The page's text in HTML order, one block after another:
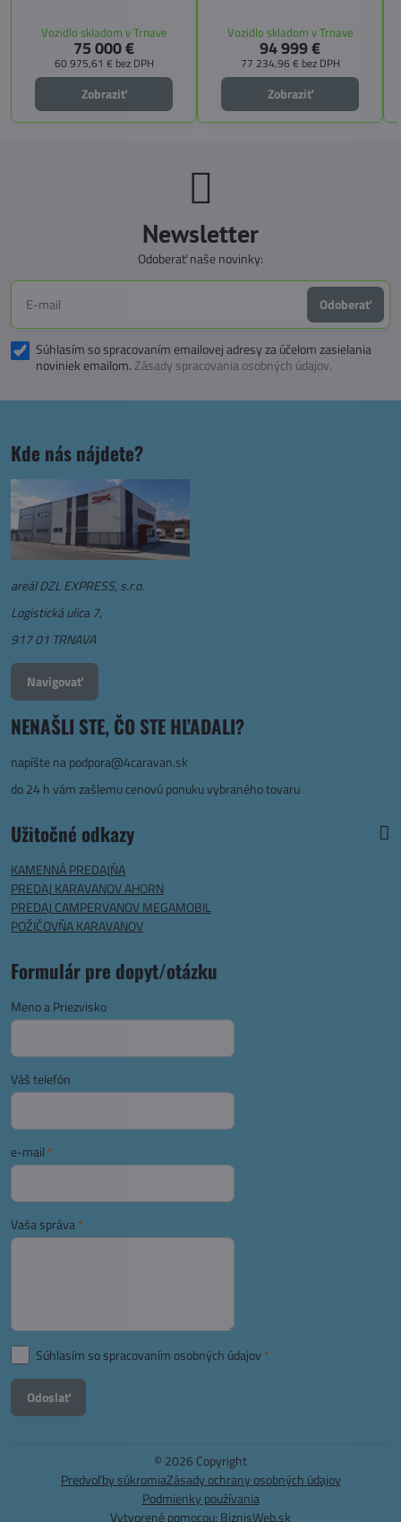
pozdĺžnemu lôžku a možnosti
doplniť predné prídavné lôžko.
Vozidlo skladom v Trnave
75 000 €
60 975,61 € bez DPH
Zobraziť
CITY, TECHNO, SICHERHEIT a
MEGA WINTER získate maximálnu
bezpečnosť, pohodlie a
technologické inovácie. Ideálna
voľba pre tých, ktorí hľadajú luxus,
funkčnosť a slobodu na cestách.
Vozidlo skladom v Trnave
94 999 €
77 234,96 € bez DPH
Zobraziť
Newsletter
Odoberať naše novinky:
Odoberať
Súhlasím so spracovaním emailovej adresy za účelom zasielania
noviniek emailom.Zásady spracovania osobných údajov.
Kde nás nájdete?
areál DZL EXPRESS, s.r.o.
Logistická ulica 7,
917 01 TRNAVA
Navigovať
NENAŠLI STE, ČO STE HĽADALI?
napíšte napodpora@4caravan.sk
do 24 h vám zašlemu cenovú ponuku vybraného tovaru
Užitočné odkazy
KAMENNÁ PREDAJŇA
PREDAJ KARAVANOV AHORN
PREDAJ CAMPERVANOV MEGAMOBIL
POŽIČOVŇA KARAVANOV
Formulár pre dopyt/otázku
Meno a Priezvisko
Váš telefón
e-mail *
Vaša správa*
Súhlasím so spracovaním osobných údajov *
Odoslať
© 2026 Copyright
Predvoľby súkromiaZásady ochrany osobných údajov
Podmienky používania
Vytvorené pomocou: BiznisWeb.sk